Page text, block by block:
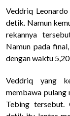
Veddriq
detik. Namun
rekannya
Namun pada
dengan waktu
Veddriq yang
membawa pulang
Tebing tersebut.